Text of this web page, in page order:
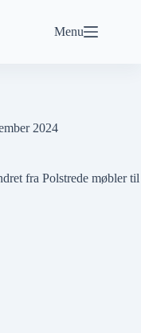
Menu
2024
fra Polstrede møblertil